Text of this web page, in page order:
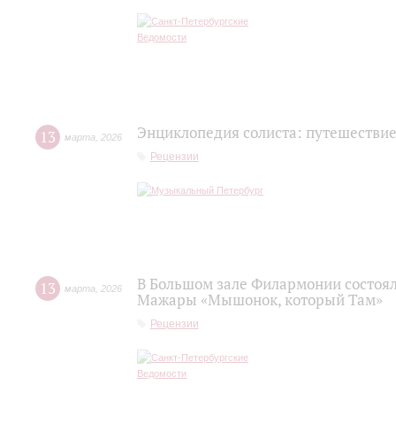
13 марта 2026 Энциклопедия солиста:
Рецензии
13 марта 2026
В Большом зале Филармонии
Мажары «Мышонок, который Там»
Рецензии